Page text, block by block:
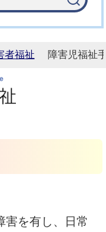
者福祉 障害児福祉
害を有し、日常